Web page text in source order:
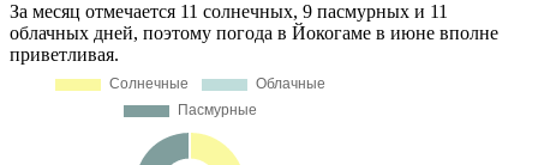
За месяц отмечается 11 солнечных, 9 пасмурных и 11
облачных дней, поэтому погода в Йокогаме в июне вполне
приветливая.